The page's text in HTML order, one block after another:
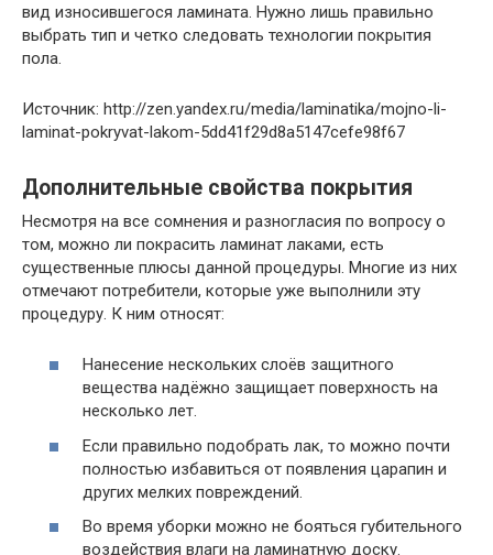
вид износившегося ламината. Нужно лишь правильно
выбрать тип и четко следовать технологии покрытия
пола.
Источник: http://zen.yandex.ru/media/laminatika/mojno-li-
laminat-pokryvat-lakom-5dd41f29d8a5147cefe98f67
Дополнительные свойства покрытия
Несмотря на все сомнения и разногласия по вопросу о
том, можно ли покрасить ламинат лаками, есть
существенные плюсы данной процедуры. Многие из них
отмечают потребители, которые уже выполнили эту
процедуру. К ним относят:
Нанесение нескольких слоёв защитного
вещества надёжно защищает поверхность на
несколько лет.
Если правильно подобрать лак, то можно почти
полностью избавиться от появления царапин и
других мелких повреждений.
Во время уборки можно не бояться губительного
воздействия влаги на ламинатную доску.